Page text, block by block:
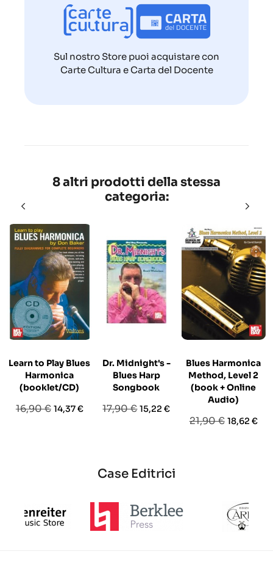
Sul nostro Store puoi acquistare con
Carte Cultura e Carta del Docente
8 altri prodotti della stessa
categoria:
Learn to Play Blues
Harmonica
(booklet/CD)
Prezzo
16,90 € Prezzo
14,37 €
Dr. Midnight's -
Blues Harp
Songbook
Prezzo
17,90 €Prezzo
15,22 €
Blues Harmonica
Method, Level 2
(book + Online
Audio)
Prezzo
21,90 € Prezzo
18,62 €
Case Editrici